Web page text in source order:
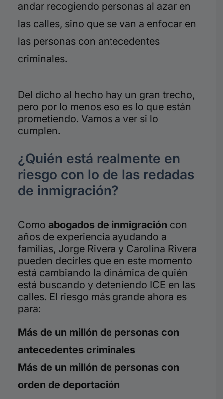
andar recogiendo personas al azar en
las calles, sino que se van a enfocar en
las personas con antecedentes
criminales.
Del dicho al hecho hay un gran trecho,
pero por lo menos eso es lo que están
prometiendo. Vamos a ver si lo
cumplen.
¿Quién está realmente en
riesgo con lo de las redadas
de inmigración?
Como abogados de inmigración con
años de experiencia ayudando a
familias, Jorge Rivera y Carolina Rivera
pueden decirles que en este momento
está cambiando la dinámica de quién
está buscando y deteniendo ICE en las
calles. El riesgo más grande ahora es
para:
Más de un millón de personas con
antecedentes criminales
Más de un millón de personas con
orden de deportación